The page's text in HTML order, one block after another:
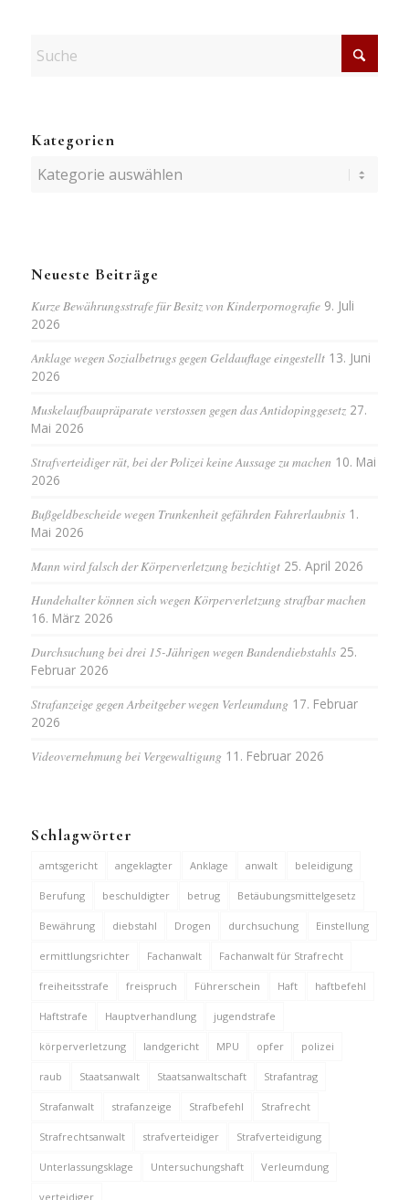
Kategorien
Kategorien
Neueste Beiträge
Kurze Bewährungsstrafe für Besitz von Kinderpornografie 9. Juli
2026
Anklage wegen Sozialbetrugs gegen Geldauflage eingestellt 13. Juni
2026
Muskelaufbaupräparate verstossen gegen das Antidopinggesetz 27.
Mai 2026
Strafverteidiger rät, bei der Polizei keine Aussage zu machen 10. Mai
2026
Bußgeldbescheide wegen Trunkenheit gefährden Fahrerlaubnis 1.
Mai 2026
Mann wird falsch der Körperverletzung bezichtigt 25. April 2026
Hundehalter können sich wegen Körperverletzung strafbar machen
16. März 2026
Durchsuchung bei drei 15-Jährigen wegen Bandendiebstahls 25.
Februar 2026
Strafanzeige gegen Arbeitgeber wegen Verleumdung 17. Februar
2026
Videovernehmung bei Vergewaltigung 11. Februar 2026
Schlagwörter
amtsgericht angeklagter Anklage anwalt beleidigung
Berufung beschuldigter betrug Betäubungsmittelgesetz
Bewährung diebstahl Drogen durchsuchung Einstellung
ermittlungsrichter Fachanwalt Fachanwalt für Strafrecht
freiheitsstrafe freispruch Führerschein Haft haftbefehl
Haftstrafe Hauptverhandlung jugendstrafe
körperverletzung landgericht MPU opfer polizei
raub Staatsanwalt Staatsanwaltschaft Strafantrag
Strafanwalt strafanzeige Strafbefehl Strafrecht
Strafrechtsanwalt strafverteidiger Strafverteidigung
Unterlassungsklage Untersuchungshaft Verleumdung
verteidiger